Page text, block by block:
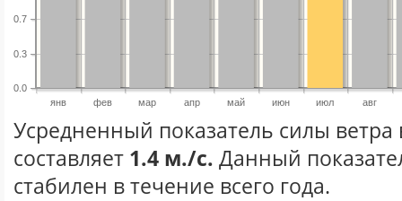
янв фев мар апр май июн июл авг
0.0
0.3
0.7
Усредненный показатель силы
составляет 1.4 м./с. Данный
стабилен в течение всего года.